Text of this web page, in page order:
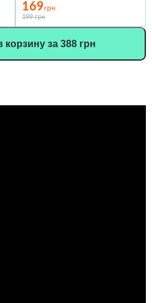
169грн
199 грн
корзину за 388 грн